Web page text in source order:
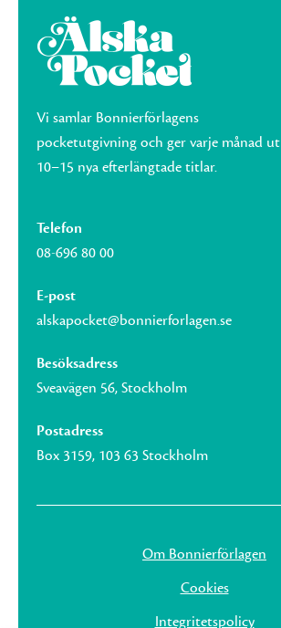
Vi samlar Bonnierförlagens
pocketutgivning och ger varje månad ut
10–15 nya efterlängtade titlar.
Telefon
08-696 80 00
E-post
alskapocket@bonnierforlagen.se
Besöksadress
Sveavägen 56, Stockholm
Postadress
Box 3159, 103 63 Stockholm
Om Bonnierförlagen
Cookies
Integritetspolicy